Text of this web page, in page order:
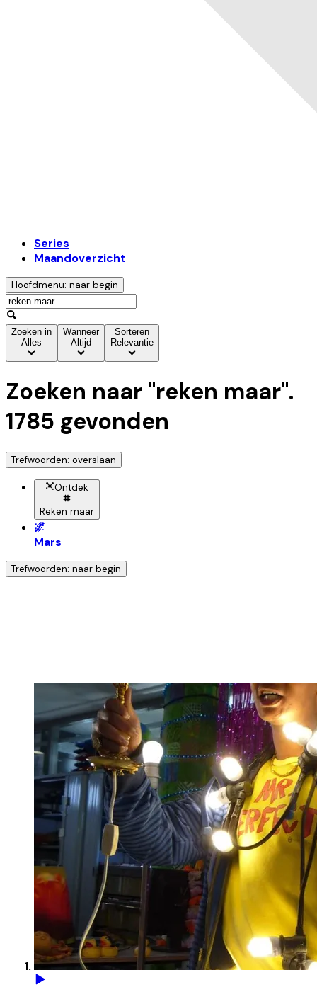
Series
Maandoverzicht
Hoofdmenu: naar begin
Zoeken in
Alles
Wanneer
Altijd
Sorteren
Relevantie
Zoeken naar "reken maar".
1785 gevonden
Trefwoorden: overslaan
Ontdek
Reken maar
🌌
Mars
Trefwoorden: naar begin